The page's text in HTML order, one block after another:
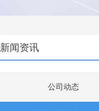
新闻资讯
公司动态